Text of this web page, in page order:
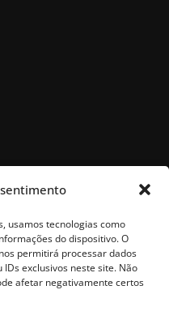
usamos tecnologias como
do dispositivo. O
permitirá processar dados
exclusivos neste site. Não
afetar negativamente certos